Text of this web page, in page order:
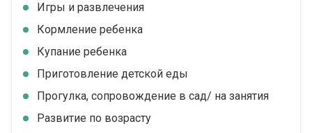
Игры и развлечения
Кормление ребенка
Купание ребенка
Приготовление детской еды
Прогулка, сопровождение в сад/ на занятия
Развитие по возрасту